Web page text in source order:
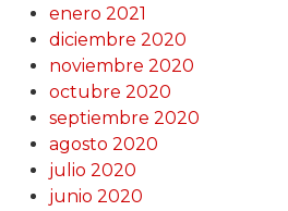
enero 2021
diciembre 2020
noviembre 2020
octubre 2020
septiembre 2020
agosto 2020
julio 2020
junio 2020